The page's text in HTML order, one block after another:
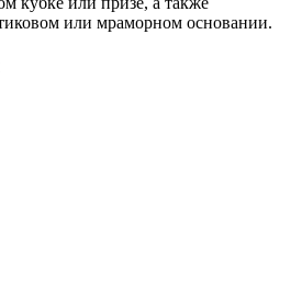
или мраморном основании.